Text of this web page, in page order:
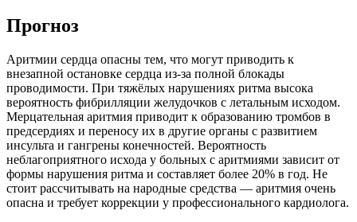
Прогноз
Аритмии сердца опасны тем, что могут приводить к
внезапной остановке сердца из-за полной блокады
проводимости. При тяжёлых нарушениях ритма высока
вероятность фибрилляции желудочков с летальным исходом.
Мерцательная аритмия приводит к образованию тромбов в
предсердиях и переносу их в другие органы с развитием
инсульта и гангрены конечностей. Вероятность
неблагоприятного исхода у больных с аритмиями зависит от
формы нарушения ритма и составляет более 20% в год. Не
стоит рассчитывать на народные средства — аритмия очень
опасна и требует коррекции у профессионального кардиолога.